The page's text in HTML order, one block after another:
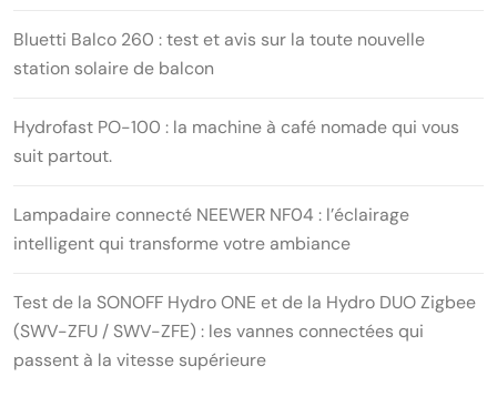
Bluetti Balco 260 : test et avis sur la toute nouvelle
station solaire de balcon
Hydrofast PO-100 : la machine à café nomade qui vous
suit partout.
Lampadaire connecté NEEWER NF04 : l’éclairage
intelligent qui transforme votre ambiance
Test de la SONOFF Hydro ONE et de la Hydro DUO Zigbee
(SWV-ZFU / SWV-ZFE) : les vannes connectées qui
passent à la vitesse supérieure